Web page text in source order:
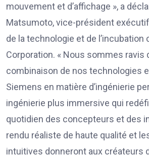
mouvement et d’affichage », a
Matsumoto, vice-président
de la technologie et de l’incubation
Corporation. « Nous sommes ravis
combinaison de nos technologies
Siemens en matière d’ingénierie
ingénierie plus immersive qui
quotidien des concepteurs et des
rendu réaliste de haute qualité et
intuitives donneront aux créateurs